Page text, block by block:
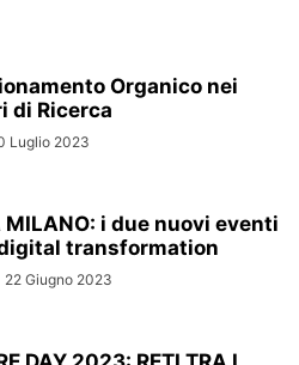
Organico nei
di Ricerca
Luglio 2023
MILANO: i due nuovi eventi
transformation
22 Giugno 2023